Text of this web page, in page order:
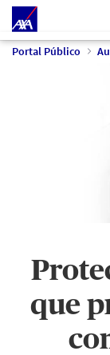
Ir a Portal
Portal Público
que